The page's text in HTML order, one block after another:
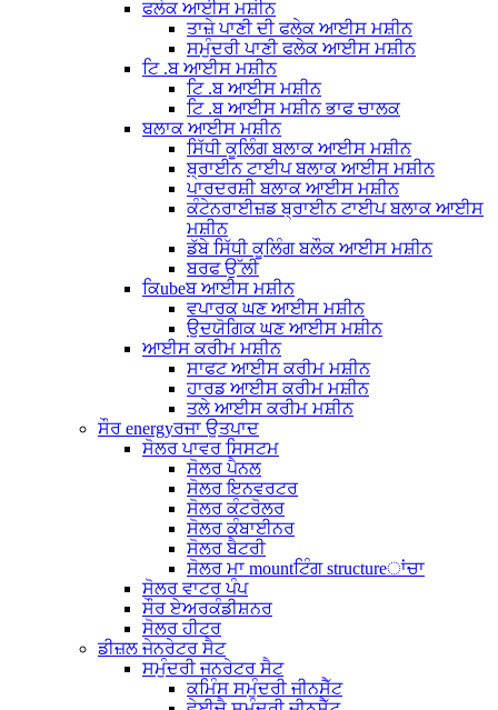
ਫਲੇਕ ਆਈਸ ਮਸ਼ੀਨ
ਤਾਜ਼ੇ ਪਾਣੀ ਦੀ ਫਲੇਕ ਆਈਸ ਮਸ਼ੀਨ
ਸਮੁੰਦਰੀ ਪਾਣੀ ਫਲੇਕ ਆਈਸ ਮਸ਼ੀਨ
ਟਿ .ਬ ਆਈਸ ਮਸ਼ੀਨ
ਟਿ .ਬ ਆਈਸ ਮਸ਼ੀਨ
ਟਿ .ਬ ਆਈਸ ਮਸ਼ੀਨ ਭਾਫ ਚਾਲਕ
ਬਲਾਕ ਆਈਸ ਮਸ਼ੀਨ
ਸਿੱਧੀ ਕੂਲਿੰਗ ਬਲਾਕ ਆਈਸ ਮਸ਼ੀਨ
ਬ੍ਰਾਈਨ ਟਾਈਪ ਬਲਾਕ ਆਈਸ ਮਸ਼ੀਨ
ਪਾਰਦਰਸ਼ੀ ਬਲਾਕ ਆਈਸ ਮਸ਼ੀਨ
ਕੰਟੇਨਰਾਈਜ਼ਡ ਬ੍ਰਾਈਨ ਟਾਈਪ ਬਲਾਕ ਆਈਸ
ਮਸ਼ੀਨ
ਡੱਬੇ ਸਿੱਧੀ ਕੂਲਿੰਗ ਬਲੌਕ ਆਈਸ ਮਸ਼ੀਨ
ਬਰਫ ਉੱਲੀ
ਕਿubeਬ ਆਈਸ ਮਸ਼ੀਨ
ਵਪਾਰਕ ਘਣ ਆਈਸ ਮਸ਼ੀਨ
ਉਦਯੋਗਿਕ ਘਣ ਆਈਸ ਮਸ਼ੀਨ
ਆਈਸ ਕਰੀਮ ਮਸ਼ੀਨ
ਸਾਫਟ ਆਈਸ ਕਰੀਮ ਮਸ਼ੀਨ
ਹਾਰਡ ਆਈਸ ਕਰੀਮ ਮਸ਼ੀਨ
ਤਲੇ ਆਈਸ ਕਰੀਮ ਮਸ਼ੀਨ
ਸੌਰ energyਰਜਾ ਉਤਪਾਦ
ਸੋਲਰ ਪਾਵਰ ਸਿਸਟਮ
ਸੋਲਰ ਪੈਨਲ
ਸੋਲਰ ਇਨਵਰਟਰ
ਸੋਲਰ ਕੰਟਰੋਲਰ
ਸੋਲਰ ਕੰਬਾਈਨਰ
ਸੋਲਰ ਬੈਟਰੀ
ਸੋਲਰ ਮਾ mountਟਿੰਗ structureਾਂਚਾ
ਸੋਲਰ ਵਾਟਰ ਪੰਪ
ਸੌਰ ਏਅਰਕੰਡੀਸ਼ਨਰ
ਸੋਲਰ ਹੀਟਰ
ਡੀਜ਼ਲ ਜੇਨਰੇਟਰ ਸੈਟ
ਸਮੁੰਦਰੀ ਜਨਰੇਟਰ ਸੈਟ
ਕਮਿੰਸ ਸਮੁੰਦਰੀ ਜੀਨਸੈੱਟ